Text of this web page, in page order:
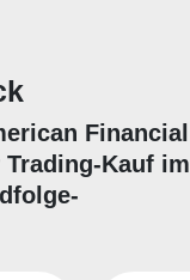
Financial
Kauf im